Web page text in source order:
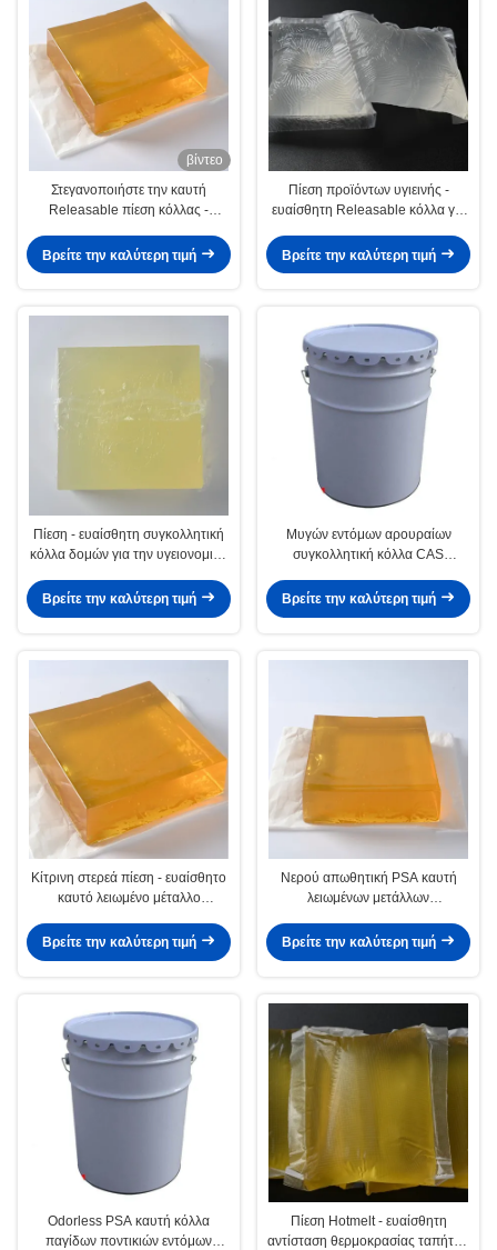
βίντεο
Στεγανοποιήστε την καυτή
Releasable πίεση κόλλας -
τρισδιάστατο έγγραφο
διακοσμήσεων τοίχων
Βρείτε την καλύτερη τιμή
Πίεση προϊόντων υγιεινής -
ευαίσθητη Releasable κόλλα για
Βρείτε την καλύτερη τιμή
Πίεση - ευαίσθητη συγκολλητική
κόλλα δομών για την υγειονομική
Βρείτε την καλύτερη τιμή
Μυγών εντόμων αρουραίων
συγκολλητική κόλλα CAS
μετάλλων ελέγχου PSA καυτή
Βρείτε την καλύτερη τιμή
Κίτρινη στερεά πίεση - ευαίσθητο
καυτό λειωμένο μέταλλο
Βρείτε την καλύτερη τιμή
Νερού απωθητική PSA καυτή
λειωμένων μετάλλων
δύναμη φλούδας κόλλας υψηλή
Βρείτε την καλύτερη τιμή
Odorless PSA καυτή κόλλα
παγίδων ποντικιών εντόμων
Πίεση Hotmelt - ευαίσθητη
αντίσταση θερμοκρασίας ταπήτων